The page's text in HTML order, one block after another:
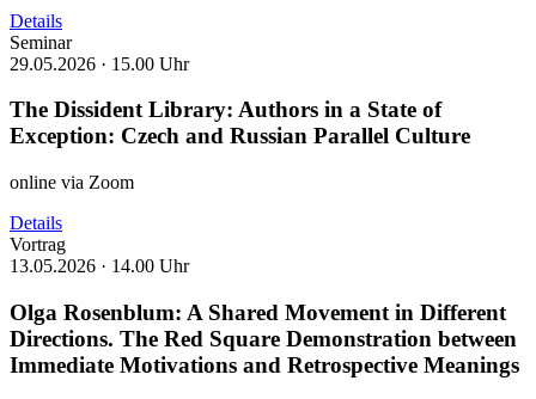
Details
Seminar
29.05.2026 · 15.00 Uhr
The Dissident Library: Authors in a State of
Exception: Czech and Russian Parallel Culture
online via Zoom
Details
Vortrag
13.05.2026 · 14.00 Uhr
Olga Rosenblum: A Shared Movement in Different
Directions. The Red Square Demonstration between
Immediate Motivations and Retrospective Meanings